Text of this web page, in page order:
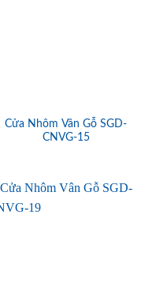
Cửa Nhôm Vân Gỗ SGD-
CNVG-15